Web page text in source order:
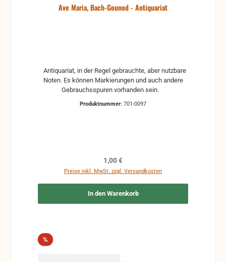
Ave Maria, Bach-Gounod - Antiquariat
Noten. Es können Markierungen und auch andere
Produktnummer: 701-0097
Regulärer Preis:
1,00 €
Preise inkl. MwSt. zzgl. Versandkosten
In den Warenkorb
%Rabatt